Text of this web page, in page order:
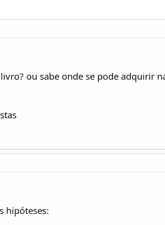
ou sabe onde se pode adquirir
hipóteses: